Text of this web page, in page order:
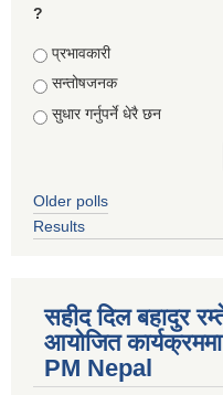
?
Choices
प्रभावकारी
सन्तोषजनक
सुधार गर्नुपर्ने धेरै छन
Older polls
Results
सहीद दिल बहादुर
आयोजित
PM Nepal